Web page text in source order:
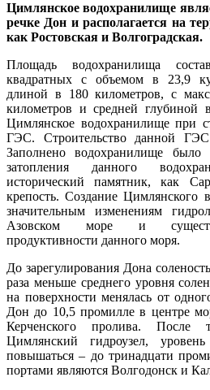
Цимлянское водохранилище
речке Дон и располагается на
как Ростовская и Волгоградская.
Площадь водохранилища
квадратных с объемом в 23,9
длиной в 180 километров, с
километров и средней глубиной
Цимлянское водохранилище при
ГЭС. Строительство данной
Заполнено водохранилище
затопления данного
исторический памятник, как
крепость. Создание Цимлянского
значительным изменениям
Азовском море и
продуктивности данного моря.
До зарегулирования Дона
раза меньше среднего уровня
на поверхности менялась от
Дон до 10,5 промилле в центре
Керченского пролива.
Цимлянский гидроузел,
повышаться – до тринадцати
портами являются Волгодонск и